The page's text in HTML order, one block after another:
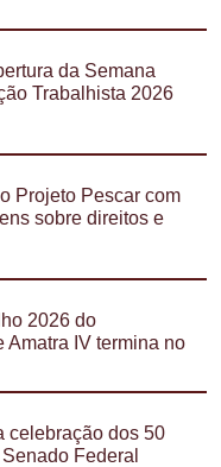
da Semana
Trabalhista 2026
Projeto Pescar com
sobre direitos e
2026 do
Amatra IV termina no
celebração dos 50
Federal